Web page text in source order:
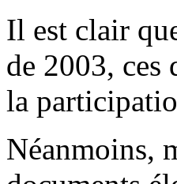
Il est clair
de 2003, ces
la
Néanmoins,